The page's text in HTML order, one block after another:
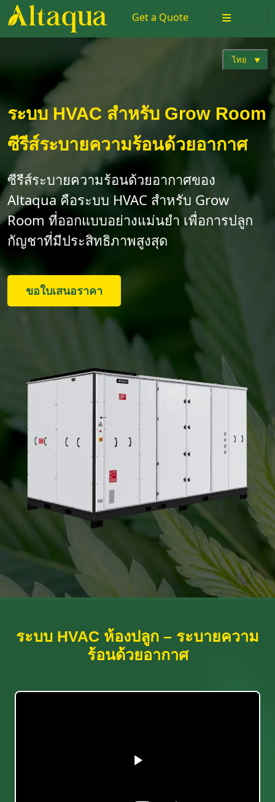
Get a Quote ≡
ไทย
ระบบ HVAC สำหรับ Grow Room
ซีรีส์ระบายความร้อนด้วยอากาศ
ซีรีส์ระบายความร้อนด้วยอากาศของ
Altaqua คือระบบ HVAC สำหรับ Grow
Room ที่ออกแบบอย่างแม่นยำ เพื่อการปลูก
กัญชาที่มีประสิทธิภาพสูงสุด
ขอใบเสนอราคา
ระบบ HVAC ห้องปลูก – ระบายความ
ร้อนด้วยอากาศ